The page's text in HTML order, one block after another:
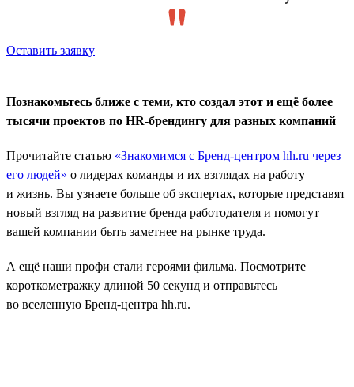
Оставить заявку
Познакомьтесь ближе с теми, кто создал этот и ещё более
тысячи проектов по HR-брендингу для разных компаний
Прочитайте статью «Знакомимся с Бренд-центром hh.ru через
его людей» о лидерах команды и их взглядах на работу
и жизнь. Вы узнаете больше об экспертах, которые представят
новый взгляд на развитие бренда работодателя и помогут
вашей компании быть заметнее на рынке труда.
А ещё наши профи стали героями фильма. Посмотрите
короткометражку длиной 50 секунд и отправьтесь
во вселенную Бренд-центра hh.ru.